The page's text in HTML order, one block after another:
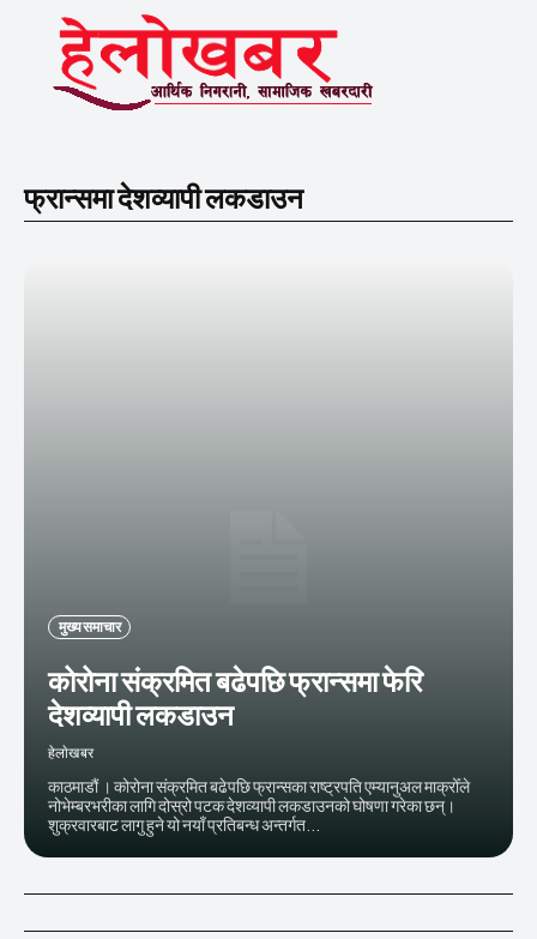
फ्रान्समा देशव्यापी लकडाउन
मुख्य समाचार
कोरोना संक्रमित बढेपछि फ्रान्समा फेरि
देशव्यापी लकडाउन
हेलाेखबर
काठमाडौं । कोरोना संक्रमित बढेपछि फ्रान्सका राष्ट्रपति एम्यानुअल माक्रोँले
नोभेम्बरभरीका लागि दोस्रो पटक देशव्यापी लकडाउनको घोषणा गरेका छन्।
शुक्रवारबाट लागु हुने यो नयाँ प्रतिबन्ध अन्तर्गत...